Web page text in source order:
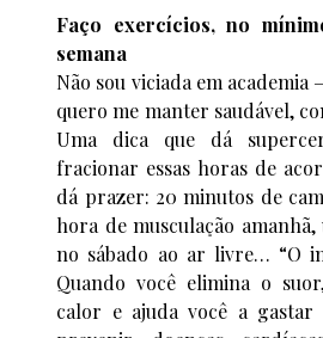
Faço exercícios, no
semana
Não sou viciada em academia
quero me manter saudável,
Uma dica que dá
fracionar essas horas de
dá prazer: 20 minutos de
hora de musculação
no sábado ao ar livre… “O
Quando você elimina o
calor e ajuda você a gastar